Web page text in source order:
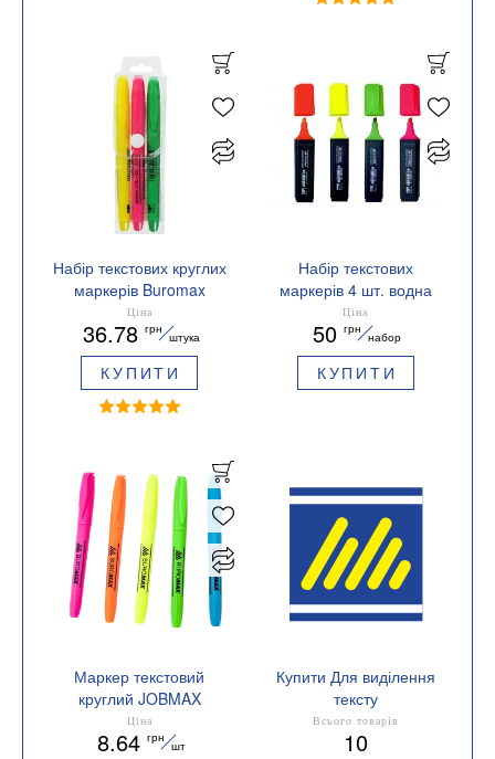
Набір текстових круглих
маркерів Buromax
JOBMAX BM.8903-93
Ціна
36.78 грн
штука
КУПИТИ
Набір текстових
маркерів 4 шт. водна
основа 2-4 мм
клиновидні JOBMAX
BUROMAX BM.8902-94
Ціна
50 грн
набор
КУПИТИ
Маркер текстовий
круглий JOBMAX
Buromax BM.8903
Ціна
8.64 грн
шт
Купити Для виділення
тексту
Колір жовтий
Всього товарів
10